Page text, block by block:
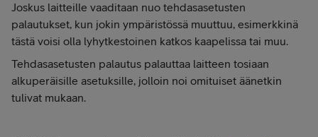
Joskus laitteille vaaditaan nuo tehdasasetusten
palautukset, kun jokin ympäristössä muuttuu, esimerkkinä
tästä voisi olla lyhytkestoinen katkos kaapelissa tai muu.
Tehdasasetusten palautus palauttaa laitteen tosiaan
alkuperäisille asetuksille, jolloin noi omituiset äänetkin
tulivat mukaan.